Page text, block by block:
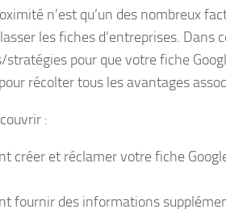
n’est qu’un des nombreux
les fiches d’entreprises. Dans
stratégies pour que votre fiche
récolter tous les avantages
:
créer et réclamer votre fiche
fournir des informations